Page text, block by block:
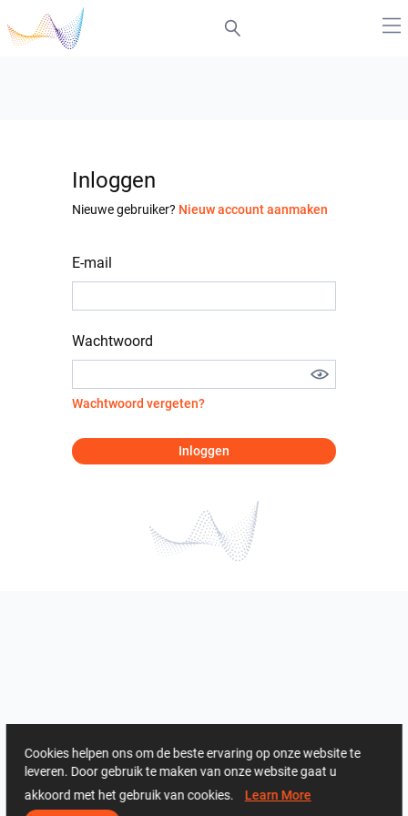
Inloggen
Nieuwe gebruiker? Nieuw account aanmaken
E-mail
Wachtwoord
Wachtwoord vergeten?
Inloggen
Cookies helpen ons om de beste ervaring op onze website te
leveren. Door gebruik te maken van onze website gaat u
akkoord met het gebruik van cookies. Learn More